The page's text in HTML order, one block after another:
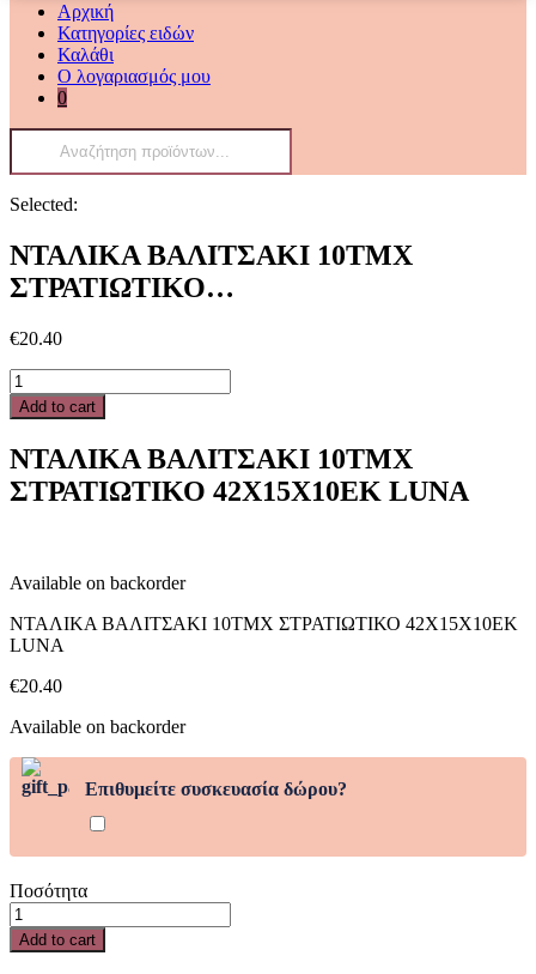
Αρχική
Κατηγορίες ειδών
Καλάθι
Ο λογαριασμός μου
0
Products
Selected:
ΝΤΑΛΙΚΑ ΒΑΛΙΤΣΑΚΙ 10ΤΜΧ
ΣΤΡΑΤΙΩΤΙΚΟ…
€20.40
ΝΤΑΛΙΚΑ
ΒΑΛΙΤΣΑΚΙ
10ΤΜΧ
42Χ15Χ10ΕΚ
LUNA
quantity
Add to cart
ΝΤΑΛΙΚΑ ΒΑΛΙΤΣΑΚΙ 10ΤΜΧ
ΣΤΡΑΤΙΩΤΙΚΟ 42Χ15Χ10ΕΚ LUNA
Available on backorder
ΝΤΑΛΙΚΑ ΒΑΛΙΤΣΑΚΙ 10ΤΜΧ ΣΤΡΑΤΙΩΤΙΚΟ 42Χ15Χ10ΕΚ
LUNA
€20.40
Available on backorder
Επιθυμείτε συσκευασία δώρου?
Ποσότητα
ΝΤΑΛΙΚΑ
ΒΑΛΙΤΣΑΚΙ
10ΤΜΧ
Add to cart